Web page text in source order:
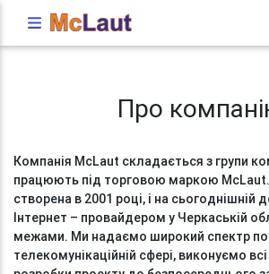
Про
Компанія McLaut складається з групи
працюють під торговою маркою
створена в 2001 році, і на сьогоднішній
Інтернет – провайдером у Черкаській
межами. Ми надаємо широкий спектр
телекомунікаційній сфері, виконуємо